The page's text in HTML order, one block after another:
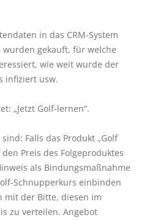
in das CRM-System
gekauft, für welche
wie weit wurde der
infiziert usw.
„Jetzt Golf-lernen“.
Falls das Produkt „Golf
Preis des Folgeproduktes
als Bindungsmaßnahme
Schnupperkurs einbinden
mit der Bitte, diesen im
zu verteilen. Angebot